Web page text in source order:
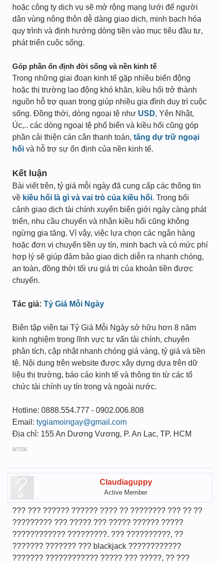
hoặc công ty dịch vụ sẽ mở rộng mạng lưới để người
dân vùng nông thôn dễ dàng giao dịch, minh bạch hóa
quy trình và định hướng dòng tiền vào mục tiêu đầu tư,
phát triển cuộc sống.
Góp phần ổn định đời sống và nền kinh tế
Trong những giai đoạn kinh tế gặp nhiều biến động
hoặc thị trường lao động khó khăn, kiều hối trở thành
nguồn hỗ trợ quan trọng giúp nhiều gia đình duy trì cuộc
sống. Đồng thời, dòng ngoại tệ như USD, Yên Nhật,
Úc,.. các dòng ngoại tệ phổ biến và kiều hối cũng góp
phần cải thiện cán cân thanh toán, tăng dự trữ ngoại
hối và hỗ trợ sự ổn định của nền kinh tế.
Kết luận
Bài viết trên, tỷ giá mỗi ngày đã cung cấp các thông tin
về kiều hối là gì và vai trò của kiều hối. Trong bối
cảnh giao dịch tài chính xuyên biên giới ngày càng phát
triển, nhu cầu chuyển và nhận kiều hối cũng không
ngừng gia tăng. Vì vậy, việc lựa chọn các ngân hàng
hoặc đơn vị chuyển tiền uy tín, minh bạch và có mức phí
hợp lý sẽ giúp đảm bảo giao dịch diễn ra nhanh chóng,
an toàn, đồng thời tối ưu giá trị của khoản tiền được
chuyển.
Tác giả: Tỷ Giá Mỗi Ngày
Biên tập viên tại Tỷ Giá Mỗi Ngày sở hữu hơn 8 năm
kinh nghiệm trong lĩnh vực tư vấn tài chính, chuyên
phân tích, cập nhật nhanh chóng giá vàng, tỷ giá và tiền
tệ. Nội dung trên website được xây dựng dựa trên dữ
liệu thị trường, báo cáo kinh tế và thông tin từ các tổ
chức tài chính uy tín trong và ngoài nước.
Hotline: 0888.554.777 - 0902.006.808
Email: tygiamoingay@gmail.com
Địa chỉ: 155 An Dương Vương, P. An Lạc, TP. HCM
9/7/26
Claudiaguppy
Active Member
??? ??? ?????? ?????? ???? ?? ???????? ??? ?? ??
????????? ??? ????? ??? ????? ?????? ?????
???????????? ?????????. ??? ??????????, ??
??????? ??????? ??? blackjack ????????????
??????? ???????????? ????? ??? ?????, ?? ???